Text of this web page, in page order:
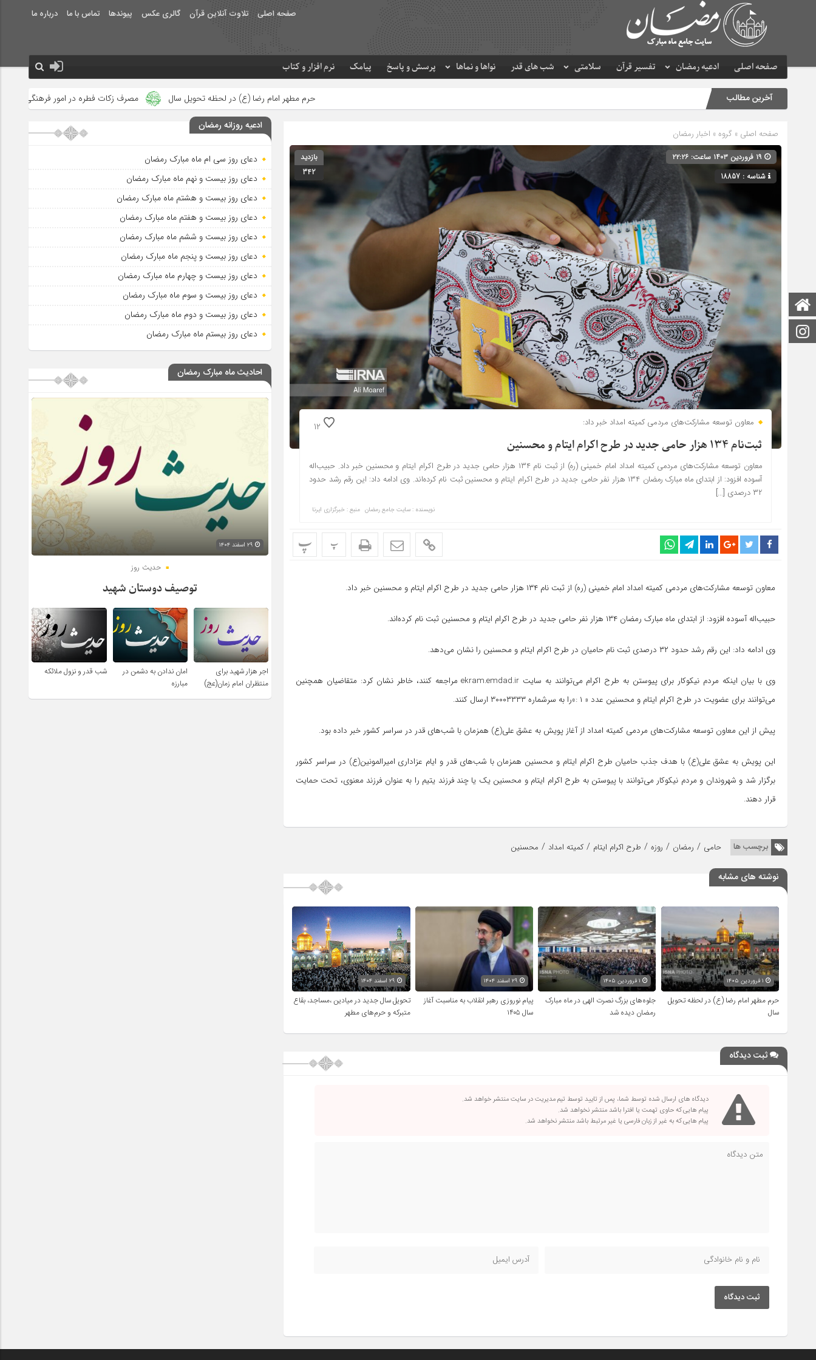
صفحه اصلی تلاوت آنلاین قرآن گالری عکس پیوندها تماس با ما درباره ما
صفحه اصلی ادعیه رمضان تفسیر قرآن سلامتی شب های قدر نواها و نماها پرسش و پاسخ پیامک نرم افزار و کتاب
صفحه اصلی
آخرین مطالب حرم مطهر امام رضا (ع) در لحظه تحویل سال مصرف زکات فطره در امور فرهنگی جلوه‌های بزرگ
صفحه اصلی » گروه » اخبار رمضان
شناسه : 18857
بازدید
342
12 معاون توسعه مشارکت‌های مردمی کمیته امداد خبر داد:
ثبت‌نام ۱۳۴ هزار حامی جدید در طرح اکرام ایتام و محسنین
معاون توسعه مشارکت‌های مردمی کمیته امداد امام خمینی (ره) از ثبت نام ۱۳۴ هزار حامی جدید در طرح اکرام ایتام و محسنین خبر داد. حبیب‌اله
آسوده افزود: از ابتدای ماه مبارک رمضان ۱۳۴ هزار نفر حامی جدید در طرح اکرام ایتام و محسنین ثبت نام کرده‌اند. وی ادامه داد: این رقم رشد حدود
۳۲ درصدی […]
نویسنده : سایت جامع رمضان منبع : خبرگزاری ایرنا
پ پ
معاون توسعه مشارکت‌های مردمی کمیته امداد امام خمینی (ره) از ثبت نام ۱۳۴ هزار حامی جدید در طرح اکرام ایتام و محسنین خبر داد.
حبیب‌اله آسوده افزود: از ابتدای ماه مبارک رمضان ۱۳۴ هزار نفر حامی جدید در طرح اکرام ایتام و محسنین ثبت نام کرده‌اند.
وی ادامه داد: این رقم رشد حدود ۳۲ درصدی ثبت نام حامیان در طرح اکرام ایتام و محسنین را نشان می‌دهد.
وی با بیان اینکه مردم نیکوکار برای پیوستن به طرح اکرام می‌توانند به سایت ekram.emdad.ir مراجعه کنند، خاطر نشان کرد: متقاضیان همچنین
می‌توانند برای عضویت در طرح اکرام ایتام و محسنین عدد « ۱ :»را به سرشماره ۳۰۰۰۳۳۳۳ ارسال کنند.
پیش از این معاون توسعه مشارکت‌های مردمی کمیته امداد از آغاز پویش به عشق علی(ع) همزمان با شب‌های قدر در سراسر کشور خبر داده بود.
این پویش به عشق علی(ع) با هدف جذب حامیان طرح اکرام ایتام و محسنین همزمان با شب‌های قدر و ایام عزاداری امیرالمونین(ع) در سراسر کشور
برگزار شد و شهروندان و مردم نیکوکار می‌توانند با پیوستن به طرح اکرام ایتام و محسنین یک یا چند فرزند یتیم را به عنوان فرزند معنوی، تحت حمایت
قرار دهند.
برچسب ها حامی / رمضان / روزه / طرح اکرام ایتام /کمیته امداد / محسنین
نوشته های مشابه
حرم مطهر امام رضا (ع) در لحظه تحویل
سال
۱ فروردین ۱۴۰۵
جلوه‌های بزرگ نصرت الهی در ماه مبارک
رمضان دیده شد
پیام نوروزی رهبر انقلاب به مناسبت آغاز
سال ۱۴۰۵
تحویل سال‌ جدید در میادین ،مساجد، بقاع
متبرکه‌ و حرم‌های‌ مطهر
ثبت دیدگاه
دیدگاه های ارسال شده توسط شما، پس از تایید توسط تیم مدیریت در سایت منتشر خواهد شد.
پیام هایی که حاوی تهمت یا افترا باشد منتشر نخواهد شد.
پیام هایی که به غیر از زبان فارسی یا غیر مرتبط باشد منتشر نخواهد شد.
ثبت دیدگاه
ادعیه روزانه رمضان
دعای روز سی ام ماه مبارک رمضان
دعای روز بیست و نهم ماه مبارک رمضان
دعای روز بیست و هشتم ماه مبارک رمضان
دعای روز بیست و هفتم ماه مبارک رمضان
دعای روز بیست و ششم ماه مبارک رمضان
دعای روز بیست و پنجم ماه مبارک رمضان
دعای روز بیست و چهارم ماه مبارک رمضان
دعای روز بیست و سوم ماه مبارک رمضان
دعای روز بیست و دوم ماه مبارک رمضان
دعای روز بیستم ماه مبارک رمضان
احادیث ماه مبارک رمضان
حدیث روز
توصیف دوستان شهید
اجر هزار شهید برای
منتظران امام زمان(عج)
امان ندادن به دشمن در
مبارزه
شب قدر و نزول ملائکه